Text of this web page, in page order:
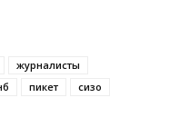
журналисты
пикет
сизо